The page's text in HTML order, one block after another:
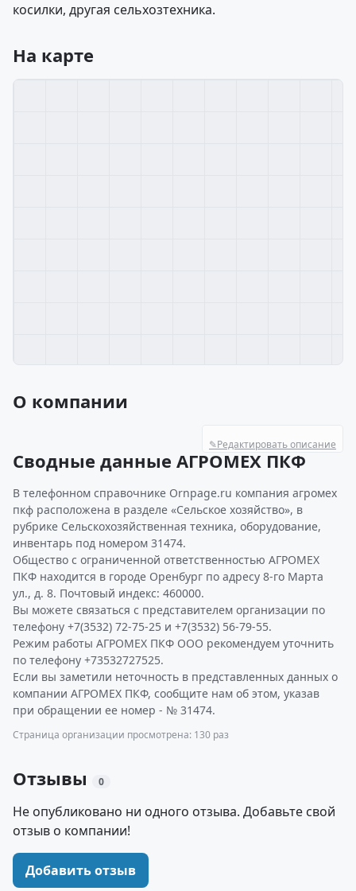
косилки, другая сельхозтехника.
На карте
О компании
✎Редактировать описание
Сводные данные АГРОМЕХ ПКФ
В телефонном справочнике Ornpage.ru компания агромех
пкф расположена в разделе «Сельское хозяйство», в
рубрике Сельскохозяйственная техника, оборудование,
инвентарь под номером 31474.
Общество с ограниченной ответственностью АГРОМЕХ
ПКФ находится в городе Оренбург по адресу 8-го Марта
ул., д. 8. Почтовый индекс: 460000.
Вы можете связаться с представителем организации по
телефону +7(3532) 72-75-25 и +7(3532) 56-79-55.
Режим работы АГРОМЕХ ПКФ ООО рекомендуем уточнить
по телефону +73532727525.
Если вы заметили неточность в представленных данных о
компании АГРОМЕХ ПКФ, сообщите нам об этом, указав
при обращении ее номер - № 31474.
Страница организации просмотрена: 130 раз
Отзывы 0
Не опубликовано ни одного отзыва. Добавьте свой
отзыв о компании!
Добавить отзыв